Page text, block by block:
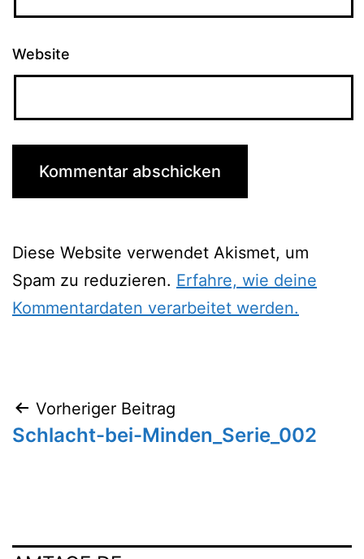
Website
Diese Website verwendet Akismet, um
Spam zu reduzieren. Erfahre, wie deine
Kommentardaten verarbeitet werden.
Beitragsnavigation
Vorheriger Beitrag
Schlacht-bei-Minden_Serie_002